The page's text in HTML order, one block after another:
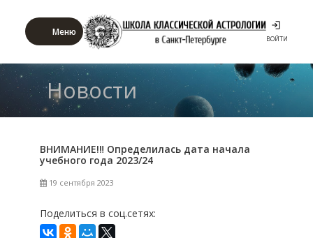
Меню
ВОЙТИ
Новости
ВНИМАНИЕ!‼ Определилась дата начала
учебного года 2023/24
19 сентября 2023
Поделиться в соц.сетях: